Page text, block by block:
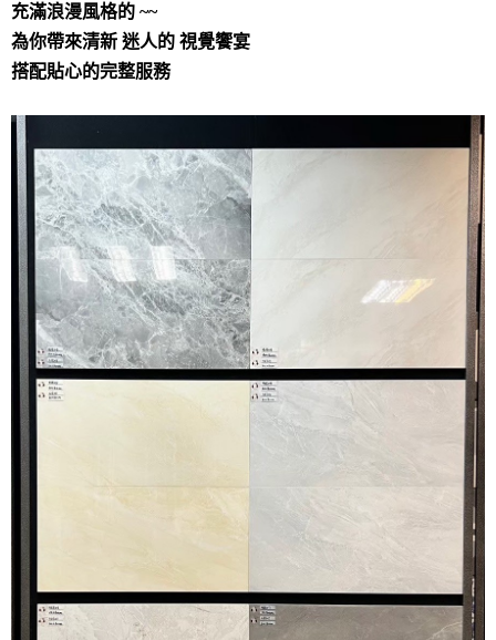
充滿浪漫風格的 ~~
為你帶來清新 迷人的 視覺饗宴
搭配貼心的完整服務